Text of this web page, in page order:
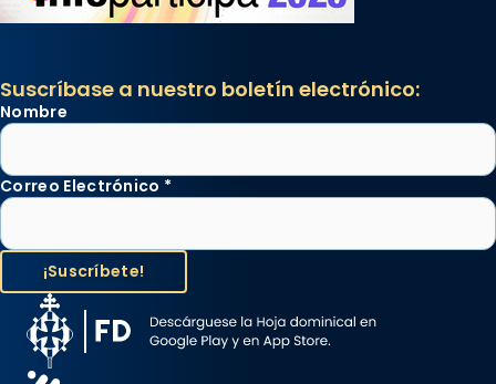
Suscríbase a nuestro boletín electrónico:
Nombre
Correo Electrónico *